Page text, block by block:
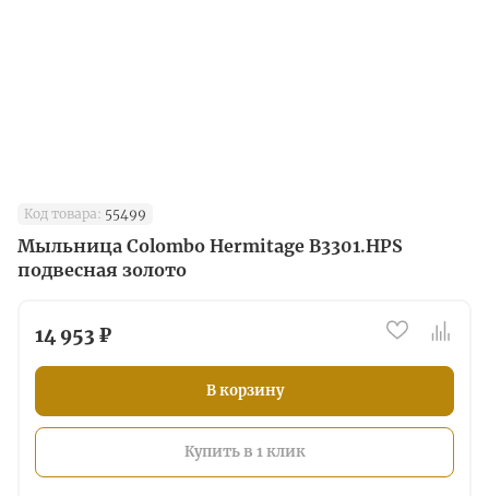
Код товара: 55499
Мыльница Colombo Hermitage B3301.HPS
подвесная золото
14 953 ₽
В корзину
Купить в 1 клик